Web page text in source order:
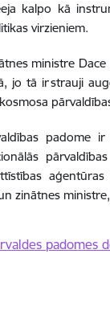
kalpo kā
virzieniem.
ministre
jo tā ir strauji
padome
zinātnes